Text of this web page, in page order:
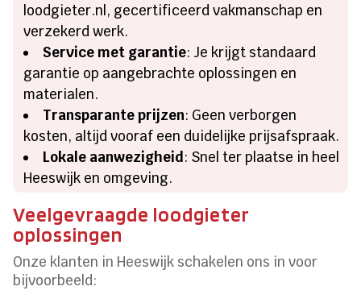
loodgieter.nl, gecertificeerd vakmanschap en
verzekerd werk.
Service met garantie: Je krijgt standaard
garantie op aangebrachte oplossingen en
materialen.
Transparante prijzen: Geen verborgen
kosten, altijd vooraf een duidelijke prijsafspraak.
Lokale aanwezigheid: Snel ter plaatse in heel
Heeswijk en omgeving.
Veelgevraagde loodgieter
oplossingen
Onze klanten in Heeswijk schakelen ons in voor
bijvoorbeeld: